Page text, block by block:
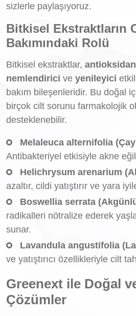
sizlerle paylaşıyoruz.
Bitkisel Ekstraktların
Bakımındaki Rolü
Bitkisel ekstraktlar, antioksidan
nemlendirici ve yenileyici
bakım bileşenleridir. Bu doğal
birçok cilt sorunu farmakolojik
desteklenebilir.
Melaleuca alternifolia (Çay
Antibakteriyel etkisiyle akne
Helichrysum arenarium
azaltır, cildi yatıştırır ve yara
Boswellia serrata
radikalleri nötralize ederek
sunar.
Lavandula angustifolia
ve yatıştırıcı özellikleriyle cilt
Greenext ile Doğal
Çözümler